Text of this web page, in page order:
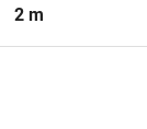
2 m